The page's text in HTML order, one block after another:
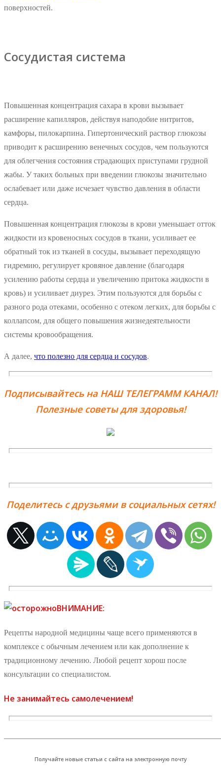
поверхностей.
Сосудистая система
Повышенная концентрация сахара в крови вызывает
расширение капилляров, действуя наподобие нитритов,
камфоры, пилокарпина. Гипертонический раствор глюкозы
приводит к расширению венечных сосудов, чем пользуются
для облегчения состояния страдающих приступами грудной
жабы. У таких больных при введении глюкозы значительно
ослабевает или даже исчезает чувство давления в области
сердца.
Повышенная концентрация глюкозы в крови уменьшает отток
жидкости из кровеносных сосудов в ткани, усиливает ее
обратный ток из тканей в сосуды, вызывает переходящую
гидремию, регулирует кровяное давление (благодаря
усилению работы сердца и увеличению притока жидкости в
кровь) и усиливает диурез. Этим пользуются для борьбы с
разного рода отеками, особенно с отеком легких, для борьбы с
коллапсом, для общего повышения жизнедеятельности
системы кровообращения.
А далее, что полезно для сердца и сосудов.
Подписывайтесь на НАШ ТЕЛЕГРАММ КАНАЛ!
Полезные советы для здоровья!
Поделитесь с друзьями в социальных сетях!
ВНИМАНИЕ:
Рецепты народной медицины чаще всего применяются в
комплексе с обычным лечением или как дополнение к
традиционному лечению. Любой рецепт хорош после
консультации со специалистом.
Не занимайтесь самолечением!
Получайте новые статьи с сайта на электронную почту